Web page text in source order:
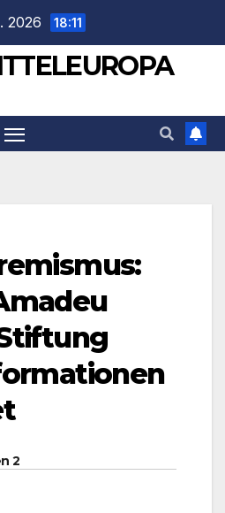
2026 18:11
2